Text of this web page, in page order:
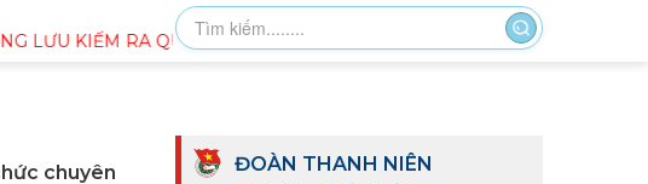
RA QUÂN NGÀY CAO ĐIỂM – CHIẾN SĨ TÌNH NGUYỆN VÌ ĐÔ THỊ
chuyên
ĐOÀN THANH NIÊN